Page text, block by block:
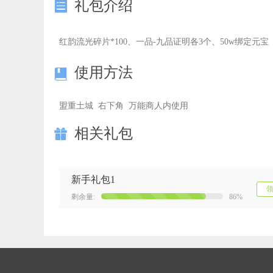
 礼包介绍
红韵流光碎片*100、一品-九品证明各3个、50w绑定元宝
 使用方法
盟重土城 右下角 万能商人内使用
 相关礼包
新手礼包1
剩余量: 86%